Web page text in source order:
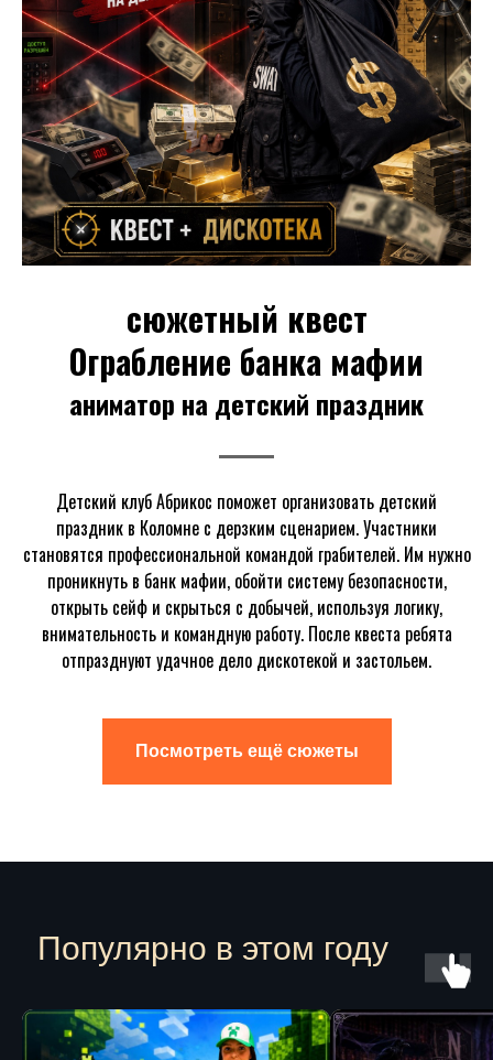
сюжетный квест
Ограбление банка мафии
аниматор на детский праздник
Детский клуб Абрикос поможет организовать детский
праздник в Коломне с дерзким сценарием. Участники
становятся профессиональной командой грабителей. Им нужно
проникнуть в банк мафии, обойти систему безопасности,
открыть сейф и скрыться с добычей, используя логику,
внимательность и командную работу. После квеста ребята
отпразднуют удачное дело дискотекой и застольем.
Посмотреть ещё сюжеты
Популярно в этом году